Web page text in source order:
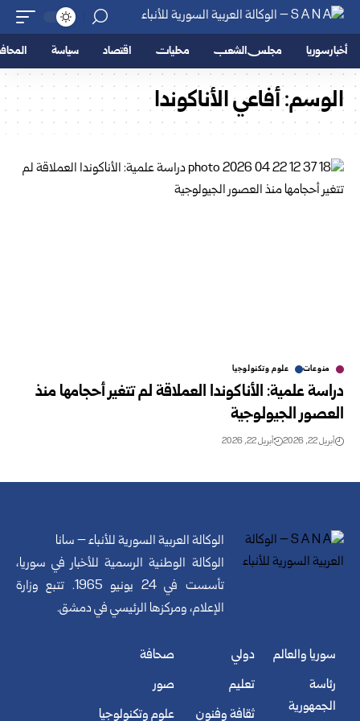
أخبار سوريا مجلس الشعب محليات اقتصاد سياسة
الوسم:أفاعي الأناكوندا
منوعات علوم وتكنولوجيا
دراسة علمية: الأناكوندا العملاقة لم تتغير أحجامها منذ
العصور الجيولوجية
أبريل 22, 2026 أبريل 22, 2026
الوكالة العربية السورية للأنباء – سانا
الوكالة الوطنية الرسمية للأخبار في سوريا،
تأسست في 24 يونيو 1965. تتبع وزارة
الإعلام، ومركزها الرئيسي في دمشق.
سوريا والعالم
رئاسة
الجمهورية
دولي
تعليم
ثقافة وفنون
صحافة
صور
علوم وتكنولوجيا